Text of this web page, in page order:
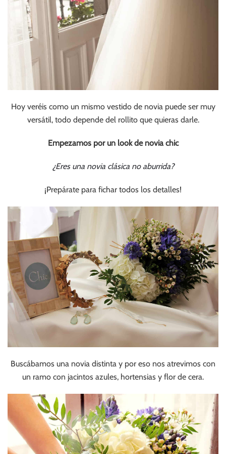
Hoy veréis como un mismo vestido de novia puede ser muy
versátil, todo depende del rollito que quieras darle.
Empezamos por un look de novia chic
¿Eres una novia clásica no aburrida?
¡Prepárate para fichar todos los detalles!
Buscábamos una novia distinta y por eso nos atrevimos con
un ramo con jacintos azules, hortensias y flor de cera.